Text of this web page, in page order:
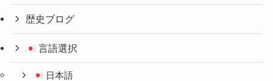
歴史ブログ
言語選択
日本語